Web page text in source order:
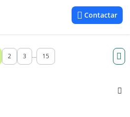
Contactar
2 3 ... 15